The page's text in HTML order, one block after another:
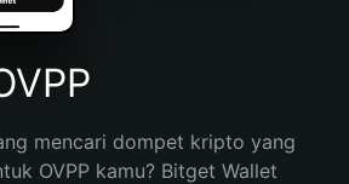
mencari dompet kripto yang
OVPP kamu? Bitget Wallet